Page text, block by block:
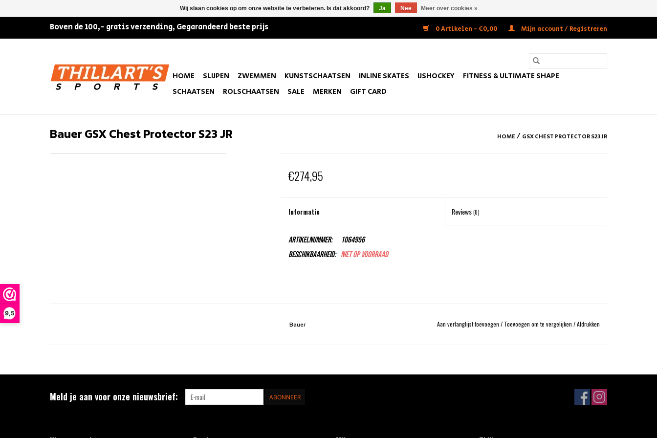
9,5
Boven de 100,- gratis verzending, Gegarandeerd beste prijs 0 Artikelen - €0,00 Mijn account / Registreren
HOME SLIJPEN ZWEMMEN KUNSTSCHAATSEN INLINE SKATES IJSHOCKEY
FITNESS & ULTIMATE SHAPE
SCHAATSEN
ROLSCHAATSEN SALE MERKEN GIFT CARD
Bauer GSX Chest Protector S23 JR HOME / GSX CHEST PROTECTOR S23 JR
€274,95
Informatie Reviews(0)
Artikelnummer:
1064956
Beschikbaarheid: Niet op voorraad
Bauer Aan verlanglijst toevoegen / Toevoegen om te vergelijken /Afdrukken
Meld je aan voor onze nieuwsbrief: ABONNEER
Wij slaan cookies op om onze website te verbeteren. Is dat akkoord? Ja Nee Meer over cookies »